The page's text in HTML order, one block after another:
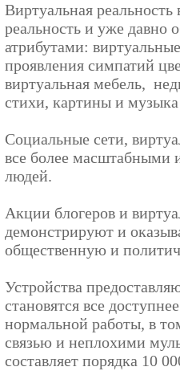
Виртуальная
реальность и уже давно
атрибутами:
проявления симпатий
виртуальная мебель,
стихи, картины и музыка
Социальные сети,
все более масштабными
людей.
Акции блогеров и
демонстрируют и
общественную и
Устройства
становятся все
нормальной работы, в
связью и неплохими
составляет порядка 10